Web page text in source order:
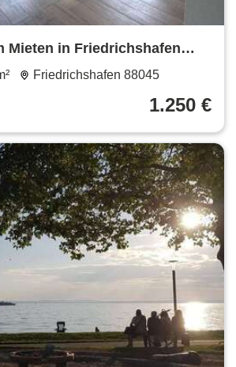
Mieten in Friedrichshafen
Friedrichshafen 88045
1.250 €